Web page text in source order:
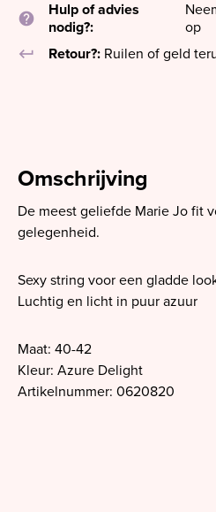
help
Hulp of advies
nodig?:
op
keyboard_return
Retour?: Ruilen of geld
Omschrijving
De meest geliefde Marie Jo fit
gelegenheid.
Sexy string voor een gladde
Luchtig en licht in puur azuur
Maat: 40-42
Kleur: Azure Delight
Artikelnummer: 0620820